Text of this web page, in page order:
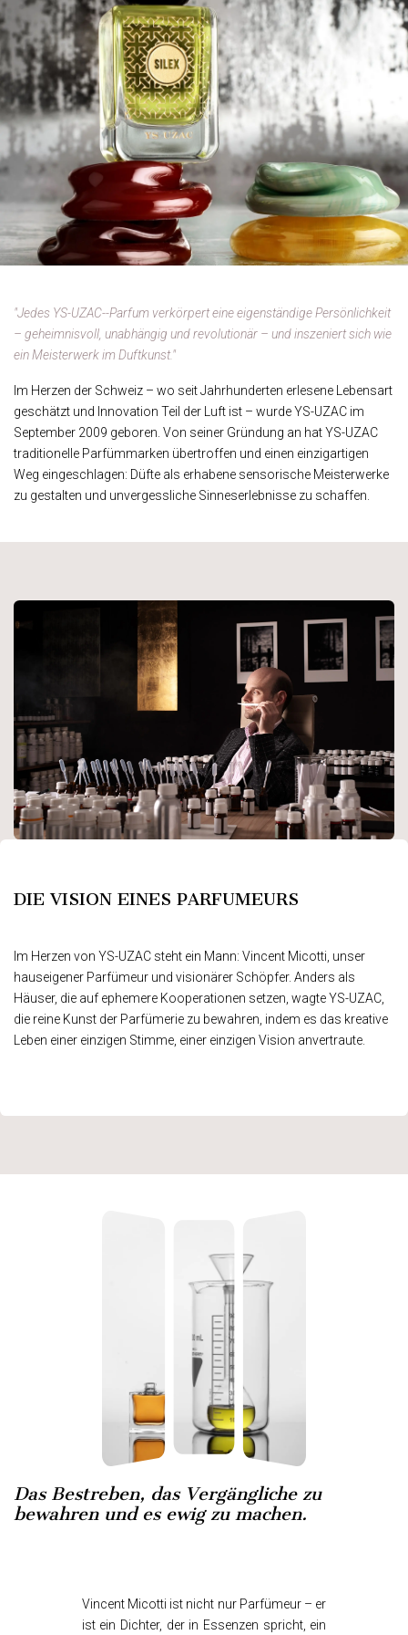
"Jedes YS-UZAC--Parfum verkörpert eine eigenständige Persönlichkeit
– geheimnisvoll, unabhängig und revolutionär – und inszeniert sich wie
ein Meisterwerk im Duftkunst."
Im Herzen der Schweiz – wo seit Jahrhunderten erlesene Lebensart
geschätzt und Innovation Teil der Luft ist – wurde YS-UZAC im
September 2009 geboren. Von seiner Gründung an hat YS-UZAC
traditionelle Parfümmarken übertroffen und einen einzigartigen
Weg eingeschlagen: Düfte als erhabene sensorische Meisterwerke
zu gestalten und unvergessliche Sinneserlebnisse zu schaffen.
​DIE VISION EINES PARFUMEURS
Im Herzen von YS-UZAC steht ein Mann: Vincent Micotti, unser
hauseigener Parfümeur und visionärer Schöpfer. Anders als
Häuser, die auf ephemere Kooperationen setzen, wagte YS-UZAC,
die reine Kunst der Parfümerie zu bewahren, indem es das kreative
Leben einer einzigen Stimme, einer einzigen Vision anvertraute.
Das Bestreben, das Vergängliche zu
bewahren und es ewig zu machen.
Vincent Micotti ist nicht nur Parfümeur – er
ist ein Dichter, der in Essenzen spricht, ein